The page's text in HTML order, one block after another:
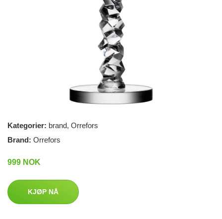
Kategorier: brand, Orrefors
Brand: Orrefors
999 NOK
KJØP NÅ